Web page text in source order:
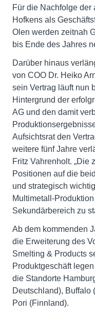
Für die Nachfolge
Hofkens als
Olen werden zeitnah
bis Ende des Jahres
Darüber hinaus
von COO Dr. Heiko
sein Vertrag läuft nun
Hintergrund der
AG und den damit
Aufsichtsrat den
weitere fünf Jahre
Fritz Vahrenholt. „Die
Positionen auf die
und strategisch
Multimetall-
Sekundärbereich zu
Ab dem kommenden
die Erweiterung des
Smelting & Products
Produktgeschäft
die Standorte
Deutschland), Buffalo
Pori (Finnland).